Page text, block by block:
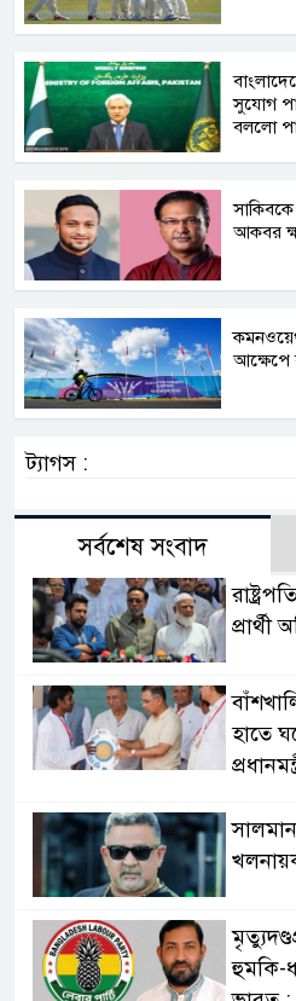
সুযোগ
বললো
আকবর
আক্ষেপে
ট্যাগস :
সর্বশেষ সংবাদ
হাতে
হুমকি-